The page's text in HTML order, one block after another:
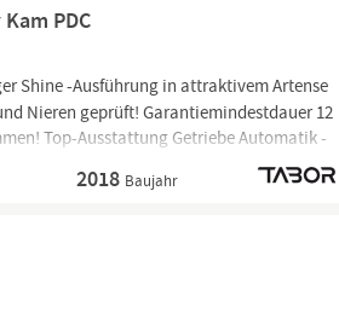
PDC
2018 Baujahr
Shine -Ausführung in attraktivem Artense
Nieren geprüft! Garantiemindestdauer 12
Top-Ausstattung Getriebe Automatik -